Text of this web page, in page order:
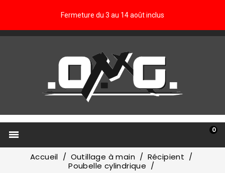
Fermeture du 3 au 14 août inclus
 0
Accueil Outillage à main
Récipient
Poubelle cylindrique